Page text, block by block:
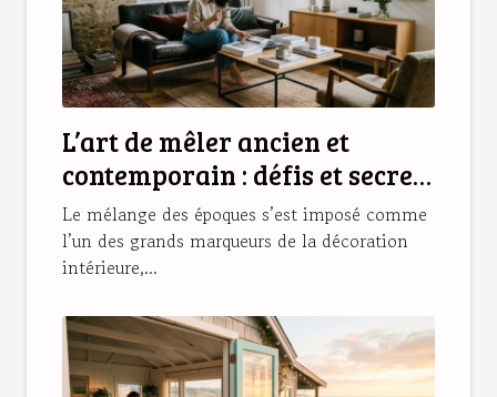
L’art de mêler ancien et
contemporain : défis et secrets
d’une déco réussie
Le mélange des époques s’est imposé comme
l’un des grands marqueurs de la décoration
intérieure,...